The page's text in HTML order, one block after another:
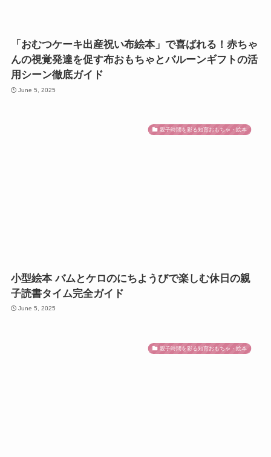
「おむつケーキ出産祝い布絵本」で喜ばれる！赤ちゃ
んの視覚発達を促す布おもちゃとバルーンギフトの活
用シーン徹底ガイド
June 5, 2025
親子時間を彩る知育おもちゃ・絵本
小型絵本 バムとケロのにちようびで楽しむ休日の親
子読書タイム完全ガイド
June 5, 2025
親子時間を彩る知育おもちゃ・絵本